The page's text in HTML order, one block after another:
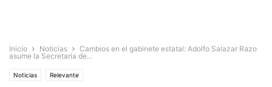
Inicio Noticias
Cambios en el gabinete estatal: Adolfo Salazar Razo
asume la Secretaría de...
Noticias Relevante